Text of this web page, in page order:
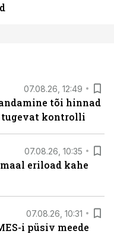
07.08.26, 12:49
tõi hinnad
tugevat kontrolli
07.08.26, 10:35
eriload kahe
07.08.26, 10:31
i püsiv meede